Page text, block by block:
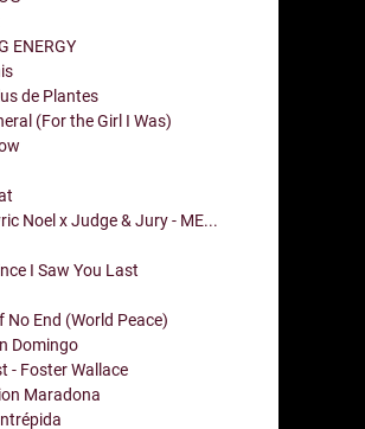
ENERGY
de Plantes
(For the Girl I Was)
Noel x Judge & Jury - ME...
I Saw You Last
No End (World Peace)
Domingo
- Foster Wallace
Maradona